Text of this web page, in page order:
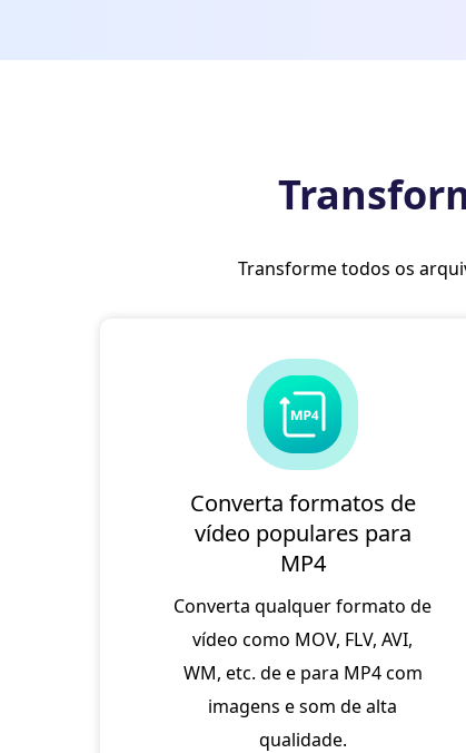
Transforme todos os
Converta formatos de
vídeo populares para
MP4
Converta qualquer formato de
vídeo como MOV, FLV, AVI,
WM, etc. de e para MP4 com
imagens e som de alta
qualidade.